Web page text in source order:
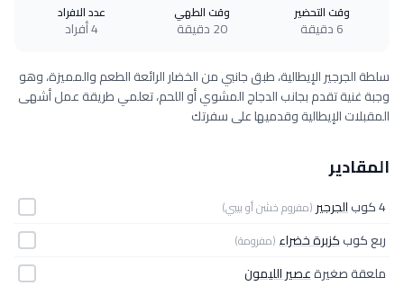
وقت التحضير
6 دقيقة
وقت الطهي
20 دقيقة
عدد الافراد
4 أفراد
سلطة الجرجير الإيطالية، طبق جانبي من الخضار الرائعة الطعم والمميزة، وهو
وجبة غنية تقدم بجانب الدجاج المشوي أو اللحم، تعلمي طريقة عمل أشهى
المقبلات الإيطالية وقدميها على سفرتك
المقادير
4 كوب الجرجير (مفروم خشن أو بيبي)
ربع كوبكزبرة خضراء(مفرومة)
ملعقة صغيرةعصير الليمون